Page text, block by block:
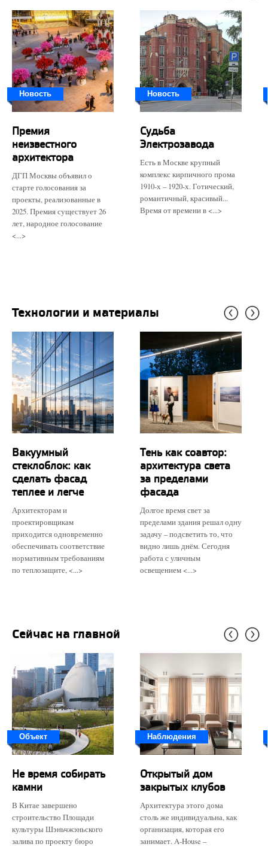
Новость
Премия
неизвестного
архитектора
ДГП Москвы объявил о
старте голосования за
проекты, реализованные в
2025. Премия существует 26
лет, народное голосование
<...>
Новость
Судьба
Электрозавода
Есть в Москве крупный
комплекс кирпичного прома
1910-х – 1920-х. Готический,
романтичный, красивый...
Время от времени в <...>
Технологии и материалы
Вакуумный
стеклоблок: как
сделать фасад
теплее и легче
Архитекторам и
проектировщикам
приходится одновременно
обеспечивать соответствие
нормативным требованиям
по теплозащите, <...>
Тень как соавтор:
архитектура света
за пределами
фасада
Долгое время свет за
пределами здания решал одну
задачу – подсветить то, что
видно лишь днём. Сегодня
работа с уличным
освещением <...>
Сейчас на главной
Объект
Не время собирать
камни
В Китае завершено
строительство Площади
культуры Шэньчжэньского
залива по проекту бюро
Наблюдения
Открытый дом
закрытых клубов
Архитектура этого дома
столь же индивидуальна, как
организация, которая его
занимает. A-House –